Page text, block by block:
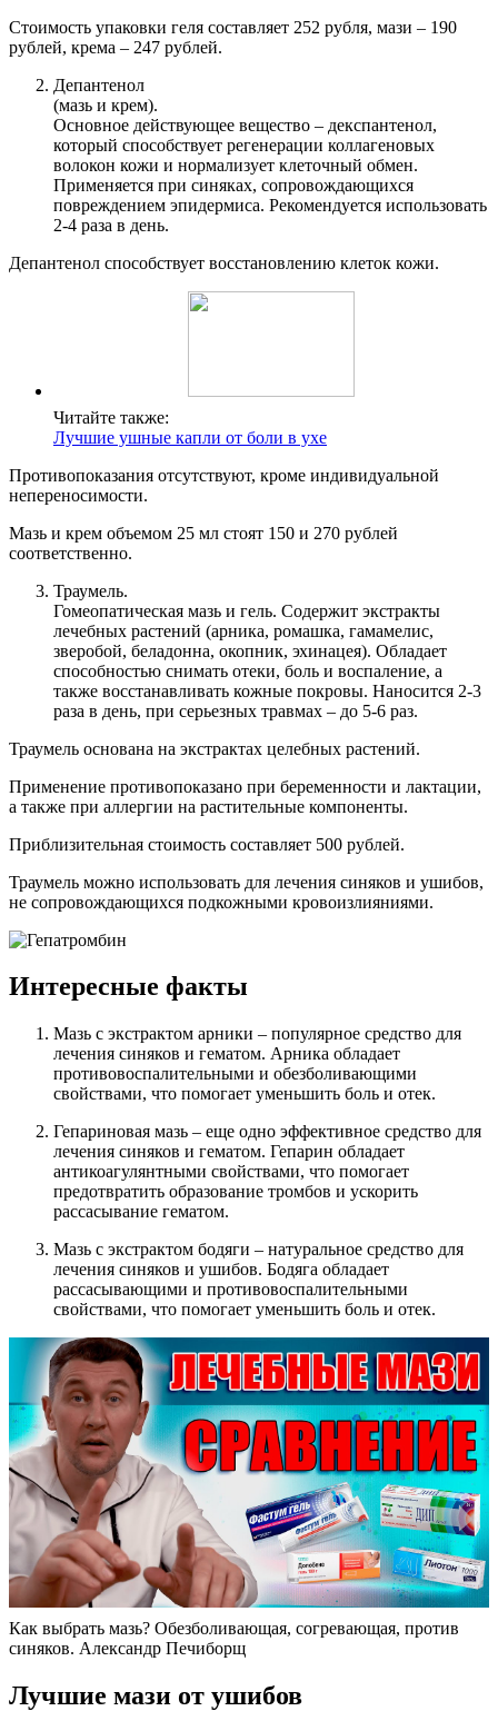
Стоимость упаковки геля составляет 252 рубля, мази – 190
рублей, крема – 247 рублей.
Депантенол
(мазь и крем).
Основное действующее вещество – декспантенол,
который способствует регенерации коллагеновых
волокон кожи и нормализует клеточный обмен.
Применяется при синяках, сопровождающихся
повреждением эпидермиса. Рекомендуется использовать
2-4 раза в день.
Депантенол способствует восстановлению клеток кожи.
Читайте также:
Лучшие ушные капли от боли в ухе
Противопоказания отсутствуют, кроме индивидуальной
непереносимости.
Мазь и крем объемом 25 мл стоят 150 и 270 рублей
соответственно.
Траумель.
Гомеопатическая мазь и гель. Содержит экстракты
лечебных растений (арника, ромашка, гамамелис,
зверобой, беладонна, окопник, эхинацея). Обладает
способностью снимать отеки, боль и воспаление, а
также восстанавливать кожные покровы. Наносится 2-3
раза в день, при серьезных травмах – до 5-6 раз.
Траумель основана на экстрактах целебных растений.
Применение противопоказано при беременности и лактации,
а также при аллергии на растительные компоненты.
Приблизительная стоимость составляет 500 рублей.
Траумель можно использовать для лечения синяков и ушибов,
не сопровождающихся подкожными кровоизлияниями.
Интересные факты
Мазь с экстрактом арники – популярное средство для
лечения синяков и гематом. Арника обладает
противовоспалительными и обезболивающими
свойствами, что помогает уменьшить боль и отек.
Гепариновая мазь – еще одно эффективное средство для
лечения синяков и гематом. Гепарин обладает
антикоагулянтными свойствами, что помогает
предотвратить образование тромбов и ускорить
рассасывание гематом.
Мазь с экстрактом бодяги – натуральное средство для
лечения синяков и ушибов. Бодяга обладает
рассасывающими и противовоспалительными
свойствами, что помогает уменьшить боль и отек.
Как выбрать мазь? Обезболивающая, согревающая, против
синяков. Александр Печиборщ
Лучшие мази от ушибов